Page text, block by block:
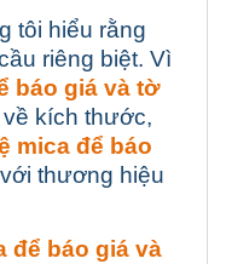
tôi hiểu rằng
riêng biệt. Vì
báo giá và tờ
kích thước,
mica để báo
thương hiệu
để báo giá và